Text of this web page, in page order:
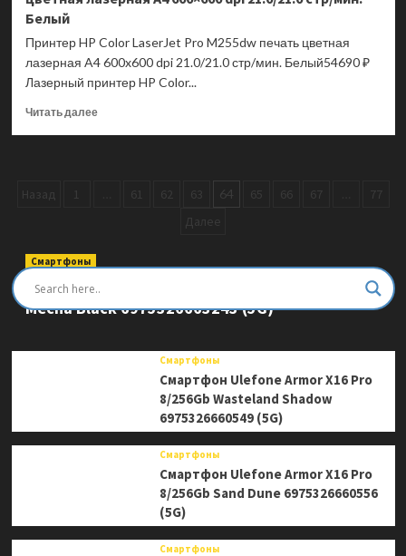
Белый
Принтер HP Color LaserJet Pro M255dw печать цветная
лазерная A4 600x600 dpi 21.0/21.0 стр/мин. Белый54690 ₽
Лазерный принтер HP Color...
Читать далееПрочитать
печать
A4
dpi
Пагинация
Назад 1 61 62 63 64 65 66 67
77
Далее
Смартфоны
Смартфон Ulefone Armor Mini 20 Pro 8/256Gb
Mecha Black 6975326663243 (5G)
Смартфоны
Смартфон Ulefone Armor X16 Pro
8/256Gb Wasteland Shadow
6975326660549 (5G)
Смартфоны
Смартфон Ulefone Armor X16 Pro
8/256Gb Sand Dune 6975326660556
(5G)
Смартфоны